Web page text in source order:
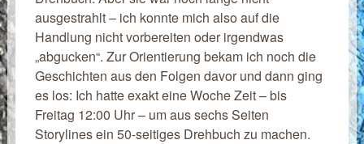
ausgestrahlt – ich konnte mich also auf die
Handlung nicht vorbereiten oder irgendwas
„abgucken“. Zur Orientierung bekam ich noch die
Geschichten aus den Folgen davor und dann ging
es los: Ich hatte exakt eine Woche Zeit – bis
Freitag 12:00 Uhr – um aus sechs Seiten
Storylines ein 50-seitiges Drehbuch zu machen.